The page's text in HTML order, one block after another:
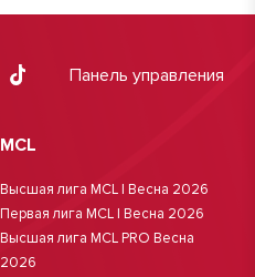
Панель управления
MCL
Высшая лига MCL | Весна 2026
Первая лига MCL | Весна 2026
Высшая лига MCL PRO Весна
2026